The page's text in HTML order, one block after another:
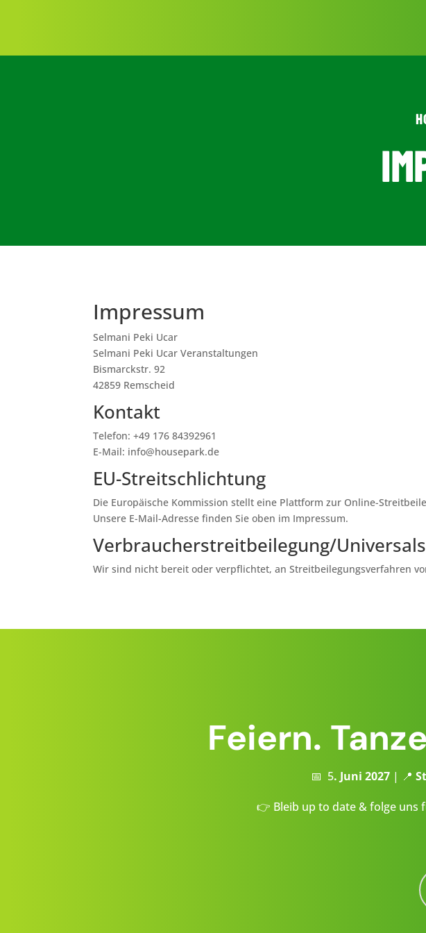
Impressum
Selmani Peki Ucar
Selmani Peki Ucar Veranstaltungen
Bismarckstr. 92
42859 Remscheid
Kontakt
Telefon: ‭+49 176 84392961‬
E-Mail: info@housepark.de
EU-Streitschlichtung
Die Europäische Kommission stellt eine Plattform zur Online-
Unsere E-Mail-Adresse finden Sie oben im Impressum.
Verbraucher­streit­beilegung/
Wir sind nicht bereit oder verpflichtet, an Streitbeilegungsverfahren
Feiern.
📅 5. Juni 2027 | 📍
👉 Bleib up to date & folge uns